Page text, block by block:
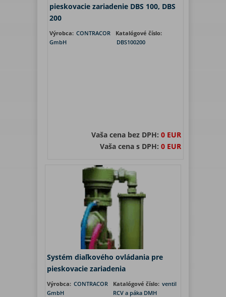
pieskovacie zariadenie DBS 100, DBS
200
Výrobca: CONTRACOR
GmbH
Katalógové číslo:
DBS100200
Vaša cena bez DPH:0 EUR
Vaša cena s DPH:0 EUR
Systém diaľkového ovládania pre
pieskovacie zariadenia
Výrobca: CONTRACOR
GmbH
Katalógové číslo: ventil
RCV a páka DMH